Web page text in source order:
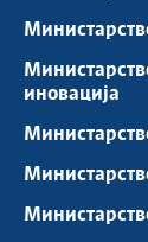
иновација